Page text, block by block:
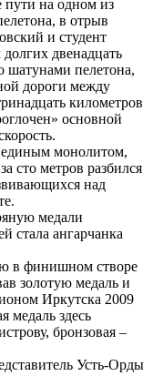
пути на одном из
в отрыв
и студент
двенадцать
шатунами пелетона,
дороги между
километров
основной
монолитом,
сто метров разбился
над
медали
стала ангарчанка
в финишном створе
золотую медаль и
Иркутска 2009
медаль здесь
бронзовая –
Усть-Орды